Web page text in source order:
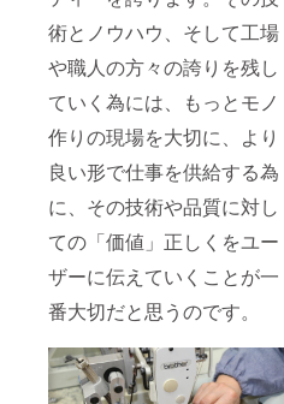
術とノウハウ、そして工場
や職人の方々の誇りを残し
ていく為には、もっとモノ
作りの現場を大切に、より
良い形で仕事を供給する為
に、その技術や品質に対し
ての「価値」正しくをユー
ザーに伝えていくことが一
番大切だと思うのです。